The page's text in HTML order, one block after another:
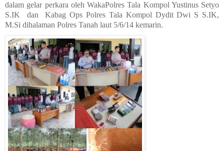
dalam gelar perkara oleh WakaPolres Tala Kompol Yustinus Setyo
S.IK
dan
Kabag Ops Polres Tala Kompol Dydit Dwi S S.IK,
M.Si dihalaman Polres Tanah laut 5/6/14 kemarin.